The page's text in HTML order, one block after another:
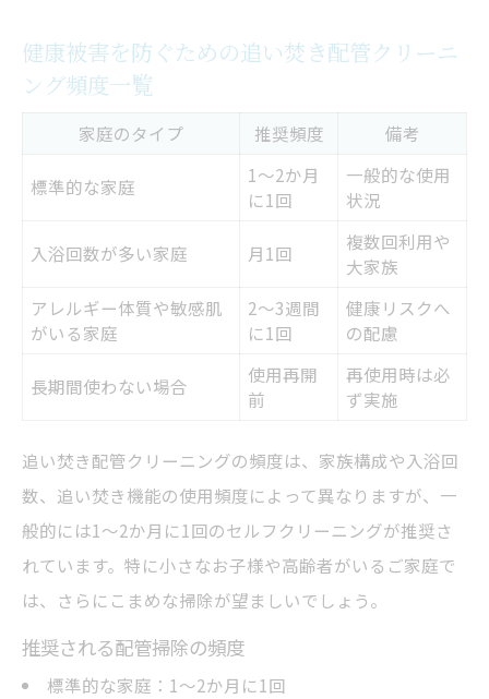
健康被害を防ぐための追い焚き配管クリーニ
ング頻度一覧
家庭のタイプ 推奨頻度 備考
標準的な家庭
1～2か月
に1回
一般的な使用
状況
入浴回数が多い家庭 月1回
複数回利用や
大家族
アレルギー体質や敏感肌
がいる家庭
2～3週間
に1回
健康リスクへ
の配慮
長期間使わない場合
使用再開
前
再使用時は必
ず実施
追い焚き配管クリーニングの頻度は、家族構成や入浴回
数、追い焚き機能の使用頻度によって異なりますが、一
般的には1～2か月に1回のセルフクリーニングが推奨さ
れています。特に小さなお子様や高齢者がいるご家庭で
は、さらにこまめな掃除が望ましいでしょう。
推奨される配管掃除の頻度
標準的な家庭：1～2か月に1回